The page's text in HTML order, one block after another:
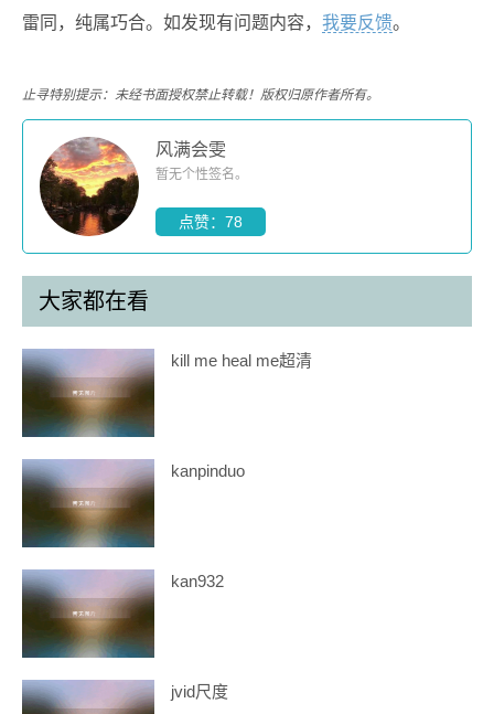
雷同，纯属巧合。如发现有问题内容， 我要反馈。
止寻特别提示：未经书面授权禁止转载！版权归原作者所有。
风满会雯
暂无个性签名。
点赞：78
大家都在看
kill me heal me超清
kanpinduo
kan932
jvid尺度